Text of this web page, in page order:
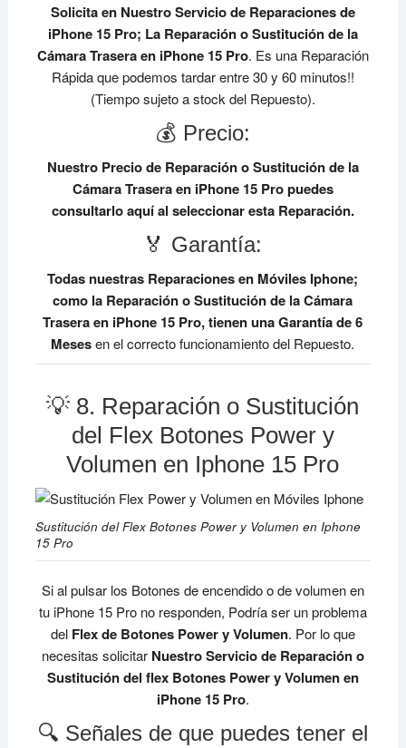
Solicita en Nuestro Servicio de Reparaciones de
iPhone 15 Pro; La Reparación o Sustitución de la
Cámara Trasera en iPhone 15 Pro. Es una Reparación
Rápida que podemos tardar entre 30 y 60 minutos!!
(Tiempo sujeto a stock del Repuesto).
💰 Precio:
Nuestro Precio de Reparación o Sustitución de la
Cámara Trasera en iPhone 15 Propuedes
consultarlo aquí al seleccionar esta Reparación.
🏅 Garantía:
Todas nuestras Reparaciones en Móviles Iphone;
como la Reparación o Sustitución de la Cámara
Trasera en iPhone 15 Pro, tienen una Garantía de 6
Mesesen el correcto funcionamiento del Repuesto.
💡 8. Reparación o Sustitución
del Flex Botones Power y
Volumen en Iphone 15 Pro
Sustitución del Flex Botones Power y Volumen en Iphone
15 Pro
Si al pulsar los Botones de encendido o de volumen en
tu iPhone 15 Pro no responden, Podría ser un problema
del Flex de Botones Power y Volumen. Por lo que
necesitas solicitar Nuestro Servicio de Reparación o
Sustitución del flex Botones Power y Volumen en
iPhone 15 Pro.
🔍 Señales de que puedes tener el